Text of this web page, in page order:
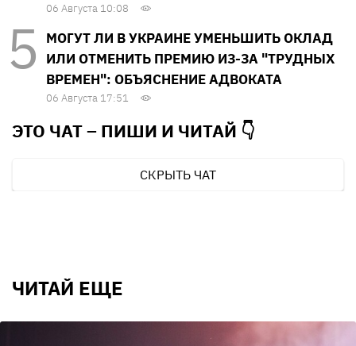
06 Августа 10:08
МОГУТ ЛИ В УКРАИНЕ УМЕНЬШИТЬ ОКЛАД
ИЛИ ОТМЕНИТЬ ПРЕМИЮ ИЗ-ЗА "ТРУДНЫХ
ВРЕМЕН": ОБЪЯСНЕНИЕ АДВОКАТА
06 Августа 17:51
ЭТО ЧАТ – ПИШИ И ЧИТАЙ 👇
СКРЫТЬ ЧАТ
ЧИТАЙ ЕЩЕ